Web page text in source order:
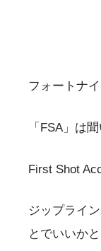
フォートナ
「FSA」は
First Shot
ジップライ
とでいいか